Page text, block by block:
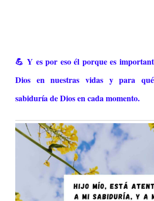
💪 Y es por eso él porque es
Dios en nuestras vidas y para qué
sabiduría de Dios en cada momento.